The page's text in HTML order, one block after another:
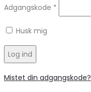
Adgangskode *
Husk mig
Log ind
Mistet din adgangskode?